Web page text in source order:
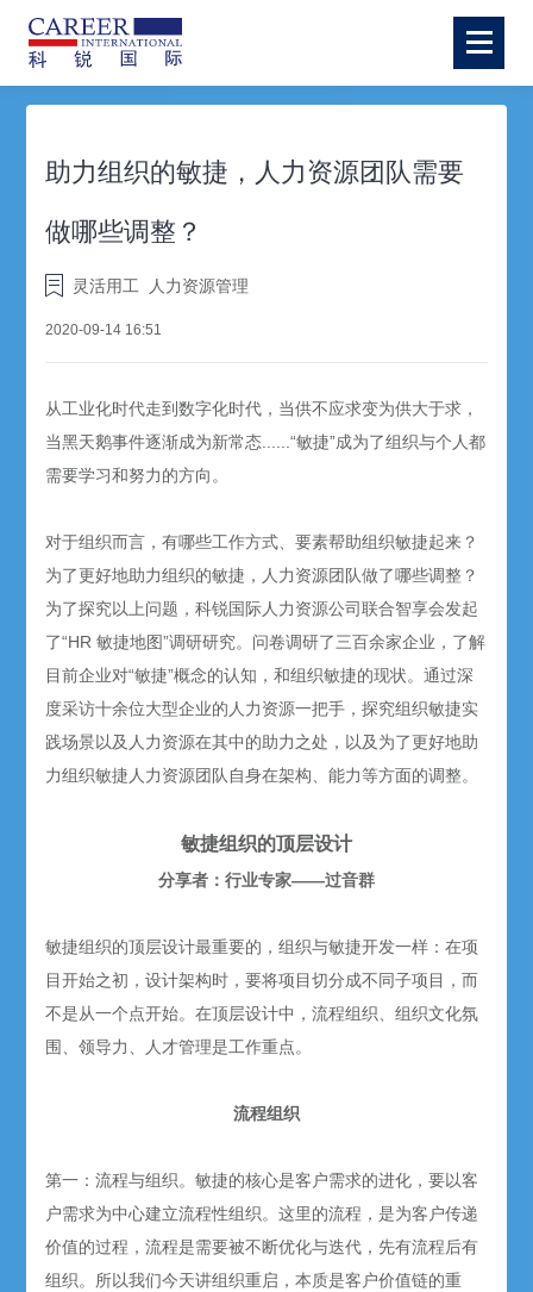
助力组织的敏捷，人力资源团队需要
做哪些调整？
灵活用工 人力资源管理
2020-09-14 16:51
从工业化时代走到数字化时代，当供不应求变为供大于求，
当黑天鹅事件逐渐成为新常态......“敏捷”成为了组织与个人都
需要学习和努力的方向。
对于组织而言，有哪些工作方式、要素帮助组织敏捷起来？
为了更好地助力组织的敏捷，人力资源团队做了哪些调整？
为了探究以上问题，科锐国际人力资源公司联合智享会发起
了“HR 敏捷地图”调研研究。问卷调研了三百余家企业，了解
目前企业对“敏捷”概念的认知，和组织敏捷的现状。通过深
度采访十余位大型企业的人力资源一把手，探究组织敏捷实
践场景以及人力资源在其中的助力之处，以及为了更好地助
力组织敏捷人力资源团队自身在架构、能力等方面的调整。
敏捷组织的顶层设计
分享者：行业专家——过音群
敏捷组织的顶层设计最重要的，组织与敏捷开发一样：在项
目开始之初，设计架构时，要将项目切分成不同子项目，而
不是从一个点开始。在顶层设计中，流程组织、组织文化氛
围、领导力、人才管理是工作重点。
流程组织
第一：流程与组织。敏捷的核心是客户需求的进化，要以客
户需求为中心建立流程性组织。这里的流程，是为客户传递
价值的过程，流程是需要被不断优化与迭代，先有流程后有
组织。所以我们今天讲组织重启，本质是客户价值链的重